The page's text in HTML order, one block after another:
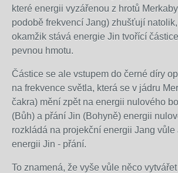
které energii vyzářenou z hrotů
podobě frekvencí Jang) zhušťují
okamžik stává energie Jin tvořící
pevnou hmotu.
Částice se ale vstupem do černé díry
na frekvence světla, která se v jádru
čakra) mění zpět na energii nulového
(Bůh) a přání Jin (Bohyně) energii
rozkládá na projekční energii Jang vůle
energii Jin - přání.
To znamená, že vyše vůle něco